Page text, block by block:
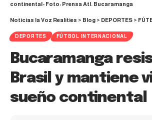
continental- Foto: Prensa Atl. Bucaramanga
Noticias la Voz Realities > Blog > DEPORTES >
DEPORTES FÚTBOL INTERNACIONAL
Bucaramanga
Brasil y mantiene
sueño continental